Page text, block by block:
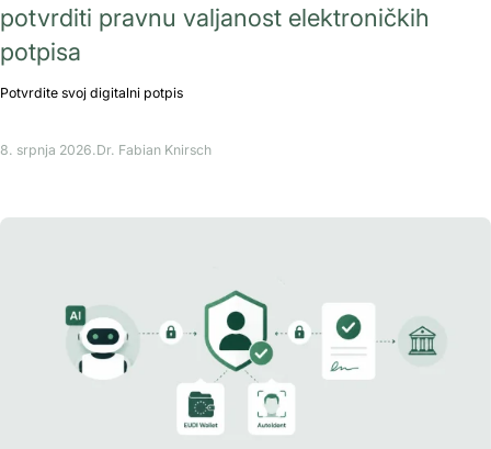
potvrditi pravnu valjanost elektroničkih
potpisa
Potvrdite svoj digitalni potpis
8. srpnja 2026. Dr. Fabian Knirsch